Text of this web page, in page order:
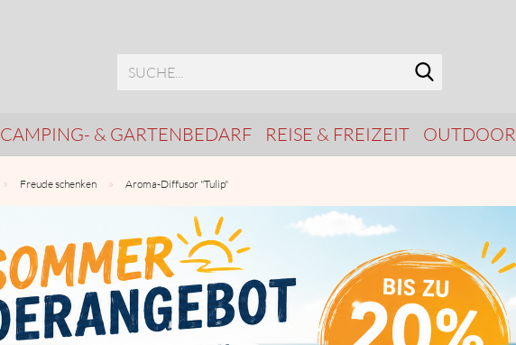
CAMPING- & GARTENBEDARF REISE & FREIZEIT OUTDOOR
» Freude schenken » Aroma-Diffusor "Tulip"